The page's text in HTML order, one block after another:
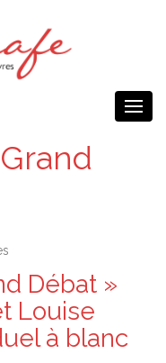
Débat »
Louise
à blanc